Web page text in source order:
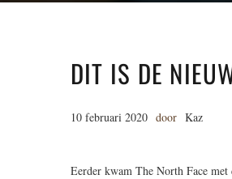
DIT IS DE
10 februari 2020 door Kaz
Eerder kwam The North Face